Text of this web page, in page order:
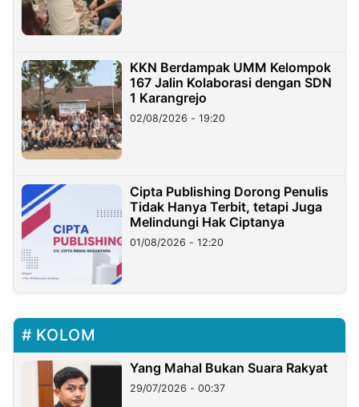
KKN Berdampak UMM Kelompok
167 Jalin Kolaborasi dengan SDN
1 Karangrejo
02/08/2026 - 19:20
Cipta Publishing Dorong Penulis
Tidak Hanya Terbit, tetapi Juga
Melindungi Hak Ciptanya
01/08/2026 - 12:20
KOLOM
Yang Mahal Bukan Suara Rakyat
29/07/2026 - 00:37